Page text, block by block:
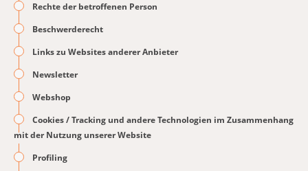
Rechte der betroffenen Person
Beschwerderecht
Links zu Websites anderer Anbieter
Newsletter
Webshop
Cookies / Tracking und andere Technologien im Zusammenhang
mit der Nutzung unserer Website
Profiling